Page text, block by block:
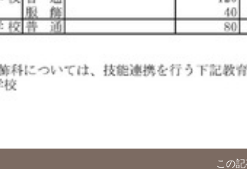
この